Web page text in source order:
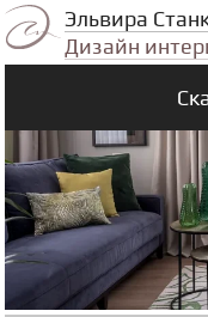
Эльвира
Дизайн